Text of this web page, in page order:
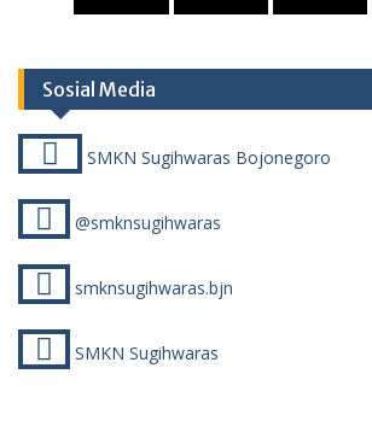
Sosial Media
SMKN Sugihwaras Bojonegoro
@smknsugihwaras
smknsugihwaras.bjn
SMKN Sugihwaras